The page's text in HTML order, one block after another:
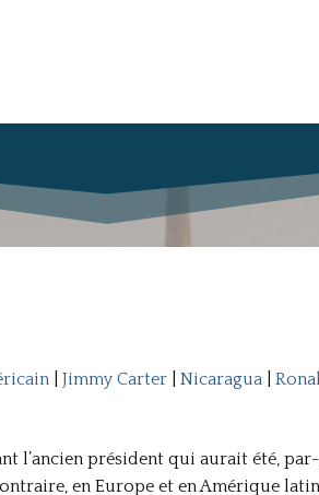
| Jimmy Carter| Nicaragua|
l’ancien président qui aurait été,
en Europe et en Amérique